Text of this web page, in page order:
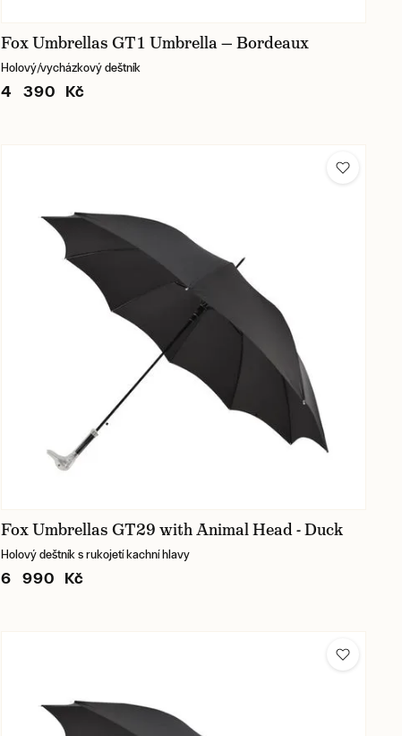
Fox Umbrellas GT1 Umbrella — Bordeaux
Holový/vycházkový deštník
4 390 Kč
Fox Umbrellas GT29 with Animal Head - Duck
Holový deštník s rukojetí kachní hlavy
6 990 Kč